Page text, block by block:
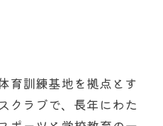
育訓練基地を拠点とす
クラブで、長年にわた